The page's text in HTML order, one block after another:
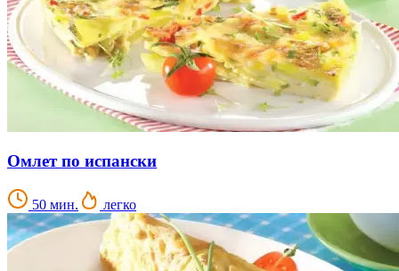
Омлет по испански
50 мин. легко